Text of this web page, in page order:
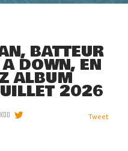
BATTEUR
DOWN, EN
ALBUM
2026
Tweet